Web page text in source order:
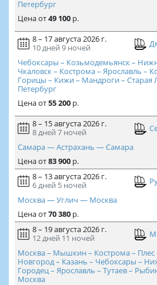
Петербург
Ценаот49 100р.
8 – 17 августа 2026 г.
10 дней 9 ночей
Чебоксары – Козьмодемьянск –
Чкаловск – Кострома – Ярославль –
Горицы – Кижи – Мандроги – Старая
Петербург
Ценаот55 200р.
8 – 15 августа 2026 г.
8 дней 7 ночей
Самара — Астрахань — Самара
Ценаот83 900р.
8 – 13 августа 2026 г.
6 дней 5 ночей
Москва — Углич — Москва
Ценаот70 380р.
8 – 19 августа 2026 г.
12 дней 11 ночей
Москва – Мышкин – Кострома –
Новгород – Казань – Чебоксары –
Городец – Ярославль – Тутаев –
Москва